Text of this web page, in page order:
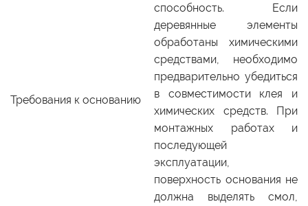
Требования к основанию
способность. Если
деревянные элементы
обработаны химическими
средствами, необходимо
предварительно убедиться
в совместимости клея и
химических средств. При
монтажных работах и
последующей
эксплуатации,
поверхность основания не
должна выделять смол,